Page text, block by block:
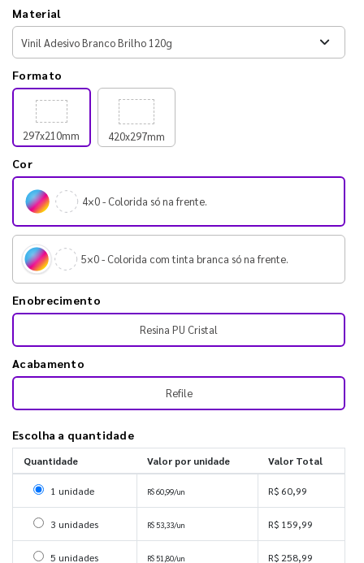
Material
Formato
297x210mm 420x297mm
Cor
4×0 - Colorida só na frente.
5×0 - Colorida com tinta branca só na frente.
Enobrecimento
Resina PU Cristal
Acabamento
Refile
Escolha a quantidade
Quantidade Valor por unidade Valor Total
Selecionar 1 unidade
1 unidade R$ 60,99/un R$ 60,99
Selecionar 3 unidades
3 unidades R$ 53,33/un R$ 159,99
Selecionar 5 unidades
5 unidades R$ 51,80/un R$ 258,99